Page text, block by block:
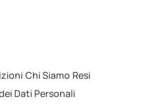
Chi Siamo Resi
Dati Personali